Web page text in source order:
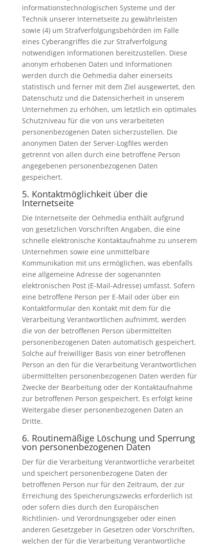
informationstechnologischen Systeme und der
Technik unserer Internetseite zu gewährleisten
sowie (4) um Strafverfolgungsbehörden im Falle
eines Cyberangriffes die zur Strafverfolgung
notwendigen Informationen bereitzustellen. Diese
anonym erhobenen Daten und Informationen
werden durch die Oehmedia daher einerseits
statistisch und ferner mit dem Ziel ausgewertet, den
Datenschutz und die Datensicherheit in unserem
Unternehmen zu erhöhen, um letztlich ein optimales
Schutzniveau für die von uns verarbeiteten
personenbezogenen Daten sicherzustellen. Die
anonymen Daten der Server-Logfiles werden
getrennt von allen durch eine betroffene Person
angegebenen personenbezogenen Daten
gespeichert.
5. Kontaktmöglichkeit über die
Internetseite
Die Internetseite der Oehmedia enthält aufgrund
von gesetzlichen Vorschriften Angaben, die eine
schnelle elektronische Kontaktaufnahme zu unserem
Unternehmen sowie eine unmittelbare
Kommunikation mit uns ermöglichen, was ebenfalls
eine allgemeine Adresse der sogenannten
elektronischen Post (E-Mail-Adresse) umfasst. Sofern
eine betroffene Person per E-Mail oder über ein
Kontaktformular den Kontakt mit dem für die
Verarbeitung Verantwortlichen aufnimmt, werden
die von der betroffenen Person übermittelten
personenbezogenen Daten automatisch gespeichert.
Solche auf freiwilliger Basis von einer betroffenen
Person an den für die Verarbeitung Verantwortlichen
übermittelten personenbezogenen Daten werden für
Zwecke der Bearbeitung oder der Kontaktaufnahme
zur betroffenen Person gespeichert. Es erfolgt keine
Weitergabe dieser personenbezogenen Daten an
Dritte.
6. Routinemäßige Löschung und Sperrung
von personenbezogenen Daten
Der für die Verarbeitung Verantwortliche verarbeitet
und speichert personenbezogene Daten der
betroffenen Person nur für den Zeitraum, der zur
Erreichung des Speicherungszwecks erforderlich ist
oder sofern dies durch den Europäischen
Richtlinien- und Verordnungsgeber oder einen
anderen Gesetzgeber in Gesetzen oder Vorschriften,
welchen der für die Verarbeitung Verantwortliche